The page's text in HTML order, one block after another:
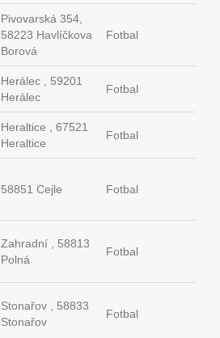
Pivovarská 354,
58223 Havlíčkova
Borová
Fotbal
Herálec , 59201
Herálec
Fotbal
Heraltice , 67521
Heraltice
Fotbal
58851 Cejle Fotbal
Zahradní , 58813
Polná
Fotbal
Stonařov , 58833
Stonařov
Fotbal